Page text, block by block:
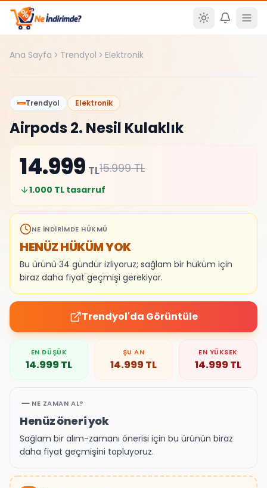
Ana içeriğe atla
Ana Sayfa Trendyol Elektronik
%6
Trendyol Elektronik
Airpods 2. Nesil Kulaklık
14.999 TL15.999TL
1.000 TL tasarruf
NE İNDIRIMDE HÜKMÜ
HENÜZ HÜKÜM YOK
Bu ürünü 34 gündür izliyoruz; sağlam bir hüküm için
biraz daha fiyat geçmişi gerekiyor.
Trendyol'da Görüntüle
EN DÜŞÜK
14.999TL
ŞU AN
14.999TL
EN YÜKSEK
14.999TL
NE ZAMAN AL?
Henüz öneri yok
Sağlam bir alım-zamanı önerisi için bu ürünün biraz
daha fiyat geçmişini topluyoruz.